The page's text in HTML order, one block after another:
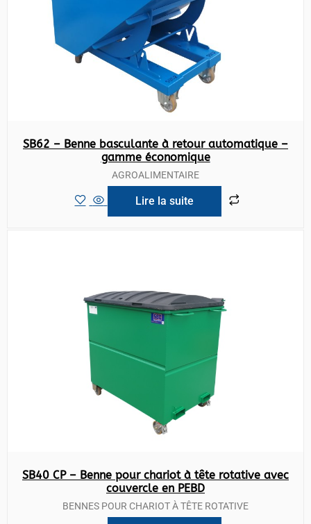
SB62 – Benne basculante à retour automatique –
gamme économique
AGROALIMENTAIRE
Lire la suite
SB40 CP – Benne pour chariot à tête rotative avec
couvercle en PEBD
BENNES POUR CHARIOT À TÊTE ROTATIVE